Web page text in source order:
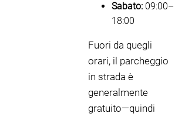
Sabato: 09:00–
18:00
Fuori da quegli
orari, il parcheggio
in strada è
generalmente
gratuito—quindi